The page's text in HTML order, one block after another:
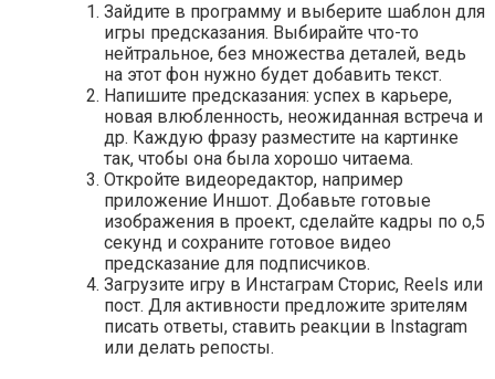
Зайдите в программу и выберите шаблон для
игры предсказания. Выбирайте что-то
нейтральное, без множества деталей, ведь
на этот фон нужно будет добавить текст.
Напишите предсказания: успех в карьере,
новая влюбленность, неожиданная встреча и
др. Каждую фразу разместите на картинке
так, чтобы она была хорошо читаема.
Откройте видеоредактор, например
приложение Иншот. Добавьте готовые
изображения в проект, сделайте кадры по о,5
секунд и сохраните готовое видео
предсказание для подписчиков.
Загрузите игру в Инстаграм Сторис, Reels или
пост. Для активности предложите зрителям
писать ответы, ставить реакции в Instagram
или делать репосты.